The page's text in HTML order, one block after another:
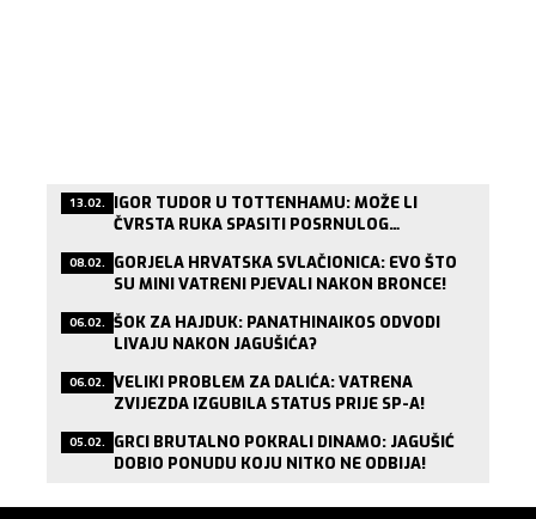
13.02. IGOR TUDOR U TOTTENHAMU: MOŽE LI
ČVRSTA RUKA SPASITI POSRNULOG
08.02. GORJELA HRVATSKA SVLAČIONICA: EVO ŠTO
SU MINI VATRENI PJEVALI NAKON BRONCE!
06.02. ŠOK ZA HAJDUK: PANATHINAIKOS ODVODI
LIVAJU NAKON JAGUŠIĆA?
06.02. VELIKI PROBLEM ZA DALIĆA: VATRENA
ZVIJEZDA IZGUBILA STATUS PRIJE SP-A!
05.02. GRCI BRUTALNO POKRALI DINAMO: JAGUŠIĆ
DOBIO PONUDU KOJU NITKO NE ODBIJA!